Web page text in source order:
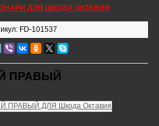
ДЛЯ ШКОДА ОКТАВИЯ
FD-101537
ПРАВЫЙ